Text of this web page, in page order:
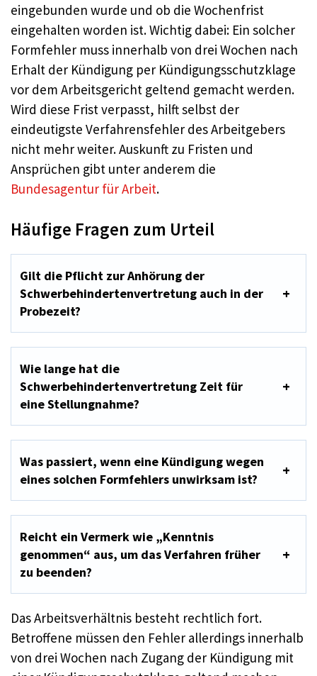
eingebunden wurde und ob die Wochenfrist
eingehalten worden ist. Wichtig dabei: Ein solcher
Formfehler muss innerhalb von drei Wochen nach
Erhalt der Kündigung per Kündigungsschutzklage
vor dem Arbeitsgericht geltend gemacht werden.
Wird diese Frist verpasst, hilft selbst der
eindeutigste Verfahrensfehler des Arbeitgebers
nicht mehr weiter. Auskunft zu Fristen und
Ansprüchen gibt unter anderem die
Bundesagentur für Arbeit.
Häufige Fragen zum Urteil
Gilt die Pflicht zur Anhörung der
Schwerbehindertenvertretung auch in der
Probezeit?
Wie lange hat die
Schwerbehindertenvertretung Zeit für
eine Stellungnahme?
Was passiert, wenn eine Kündigung wegen
eines solchen Formfehlers unwirksam ist?
Reicht ein Vermerk wie „Kenntnis
genommen“ aus, um das Verfahren früher
zu beenden?
Das Arbeitsverhältnis besteht rechtlich fort.
Betroffene müssen den Fehler allerdings innerhalb
von drei Wochen nach Zugang der Kündigung mit